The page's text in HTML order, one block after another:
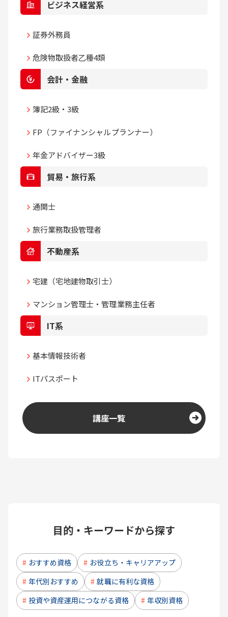
ビジネス経営系
証券外務員
危険物取扱者乙種4類
会計・金融
簿記2級・3級
FP（ファイナンシャルプランナー）
年金アドバイザー3級
貿易・旅行系
通関士
旅行業務取扱管理者
不動産系
宅建（宅地建物取引士）
マンション管理士・管理業務主任者
IT系
基本情報技術者
ITパスポート
講座一覧
目的・キーワードから探す
おすすめ資格
お役立ち・キャリアアップ
年代別おすすめ
就職に有利な資格
投資や資産運用につながる資格
年収別資格